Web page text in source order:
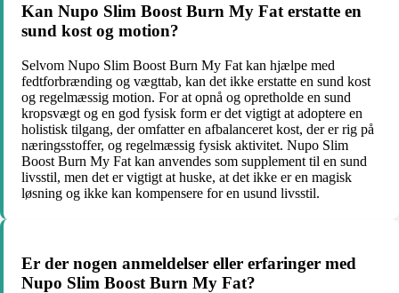
Kan Nupo Slim Boost Burn My Fat erstatte en
sund kost og motion?
Selvom Nupo Slim Boost Burn My Fat kan hjælpe med
fedtforbrænding og vægttab, kan det ikke erstatte en sund kost
og regelmæssig motion. For at opnå og opretholde en sund
kropsvægt og en god fysisk form er det vigtigt at adoptere en
holistisk tilgang, der omfatter en afbalanceret kost, der er rig på
næringsstoffer, og regelmæssig fysisk aktivitet. Nupo Slim
Boost Burn My Fat kan anvendes som supplement til en sund
livsstil, men det er vigtigt at huske, at det ikke er en magisk
løsning og ikke kan kompensere for en usund livsstil.
Er der nogen anmeldelser eller erfaringer med
Nupo Slim Boost Burn My Fat?